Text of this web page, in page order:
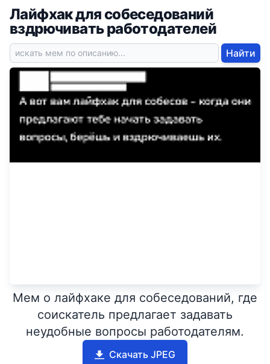
Лайфхак для собеседований
вздрючивать работодателей
Найти
Мем о лайфхаке для собеседований, где
соискатель предлагает задавать
неудобные вопросы работодателям.
Скачать JPEG